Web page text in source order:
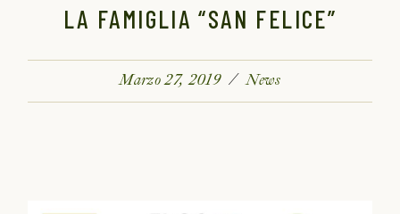
LA FAMIGLIA “SAN FELICE”
Marzo 27, 2019 News